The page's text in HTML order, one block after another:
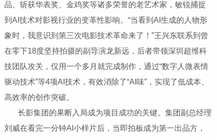
品、斩获华表奖、金鸡奖等诸多荣誉的老艺术家，敏锐捕捉
到AI技术对影视行业的变革性影响。“当看到AI生成的人物形
象时，我意识到第三次电影技术革命来了！”王兴东联系到曾
在零下18度坚持拍摄的副导演龙新远，后者带领深圳超维科
技团队攻关，仅用一个多月就完成制作，通过“数字人微表情
驱动技术”等4项AI技术，有效消除了“AI味”，实现了低成本、
高效率的创作突破。
长影集团的果断入局成为项目成功的关键。集团副总经理
刘威在看完一分钟AI小样片后，当即拍板成为第一出品方，